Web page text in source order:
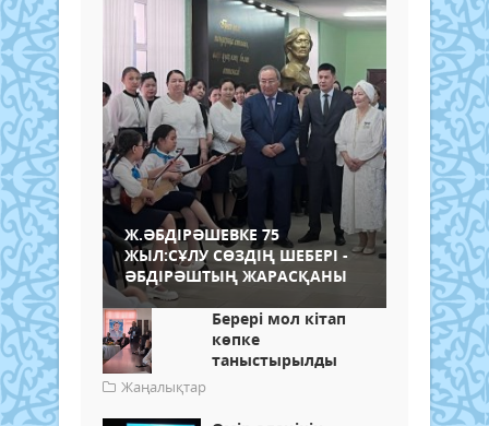
Ж.ӘБДІРӘШЕВКЕ 75
ЖЫЛ:СҰЛУ СӨЗДІҢ ШЕБЕРІ -
ӘБДІРӘШТЫҢ ЖАРАСҚАНЫ
Берері мол кітап
көпке
таныстырылды
Жаңалықтар